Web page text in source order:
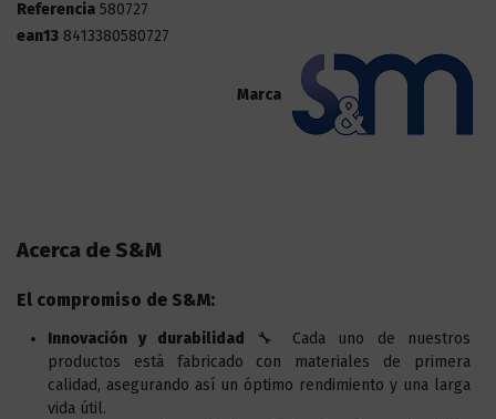
Marca
Referencia 580727
ean13 8413380580727
Acerca de S&M
El compromiso de S&M:
Innovación y durabilidad
🔧 Cada uno de nuestros
productos está fabricado con materiales de primera
calidad, asegurando así un óptimo rendimiento y una larga
vida útil.